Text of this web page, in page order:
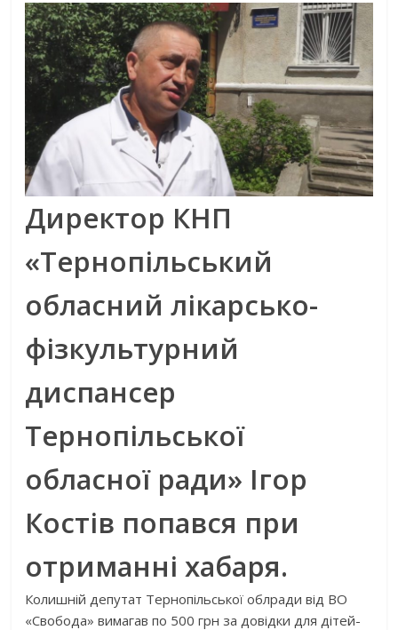
Директор КНП
«Тернопільський
обласний лікарсько-
фізкультурний
диспансер
Тернопільської
обласної ради» Ігор
Костів попався при
отриманні хабаря.
Колишній депутат Тернопільської облради від ВО
«Свобода» вимагав по 500 грн за довідки для дітей-